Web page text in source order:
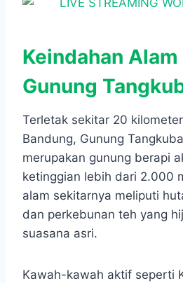
Keindahan
Gunung
Terletak sekitar 20
Bandung, Gunung
merupakan gunung berapi
ketinggian lebih dari 2.000
alam sekitarnya meliputi
dan perkebunan teh yang
suasana asri.
Kawah-kawah aktif seperti